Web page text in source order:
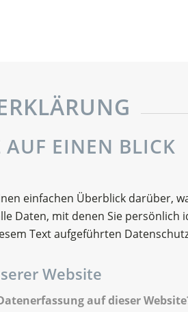
EINEN BLICK
einfachen Überblick darüber,
Daten, mit denen Sie
Text aufgeführten
Website
auf dieser